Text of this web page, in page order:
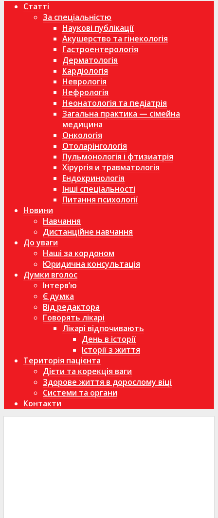
Статті
За спеціальністю
Наукові публікації
Акушерство та гінекологія
Гастроентерологія
Дерматологія
Кардіологія
Неврологія
Нефрологія
Неонатологія та педіатрія
Загальна практика — сімейна
медицина
Онкологія
Отоларінгологія
Пульмонологія і фтизиатрія
Хірургія и травматологія
Ендокринологія
Інші спеціальності
Питання психології
Новини
Навчання
Дистанційне навчання
До уваги
Наші за кордоном
Юридична консультація
Думки вголос
Інтерв’ю
Є думка
Від редактора
Говорять лікарі
Лікарі відпочивають
День в історії
Історії з життя
Територія пацієнта
Дієти та корекція ваги
Здорове життя в дорослому віці
Системи та органи
Контакти